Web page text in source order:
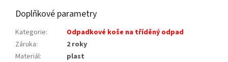
Doplňkové parametry
Kategorie:
Odpadkové koše na tříděný odpad
Záruka:
2 roky
Materiál:
plast